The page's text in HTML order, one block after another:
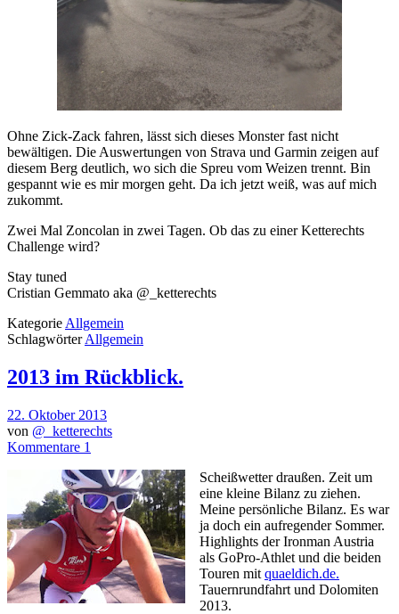
Ohne Zick-Zack fahren, lässt sich dieses Monster fast nicht
bewältigen. Die Auswertungen von Strava und Garmin zeigen auf
diesem Berg deutlich, wo sich die Spreu vom Weizen trennt. Bin
gespannt wie es mir morgen geht. Da ich jetzt weiß, was auf mich
zukommt.
Zwei Mal Zoncolan in zwei Tagen. Ob das zu einer Ketterechts
Challenge wird?
Stay tuned
Cristian Gemmato aka @_ketterechts
Kategorie Allgemein
SchlagwörterAllgemein
2013 im Rückblick.
22. Oktober 2013
von @_ketterechts
Kommentare 1
Scheißwetter draußen. Zeit um
eine kleine Bilanz zu ziehen.
Meine persönliche Bilanz. Es war
ja doch ein aufregender Sommer.
Highlights der Ironman Austria
als GoPro-Athlet und die beiden
Touren mit quaeldich.de.
Tauernrundfahrt und Dolomiten
2013.